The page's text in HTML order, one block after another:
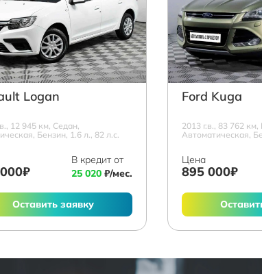
Logan
12 945 км, Седан,
Бензин, 1.6 л., 82 л.с.
В кредит от
25 020 ₽/мес.
Оставить заявку
Ford Kuga
2013 г.в., 83 762
Автоматическая,
Цена
895 000₽